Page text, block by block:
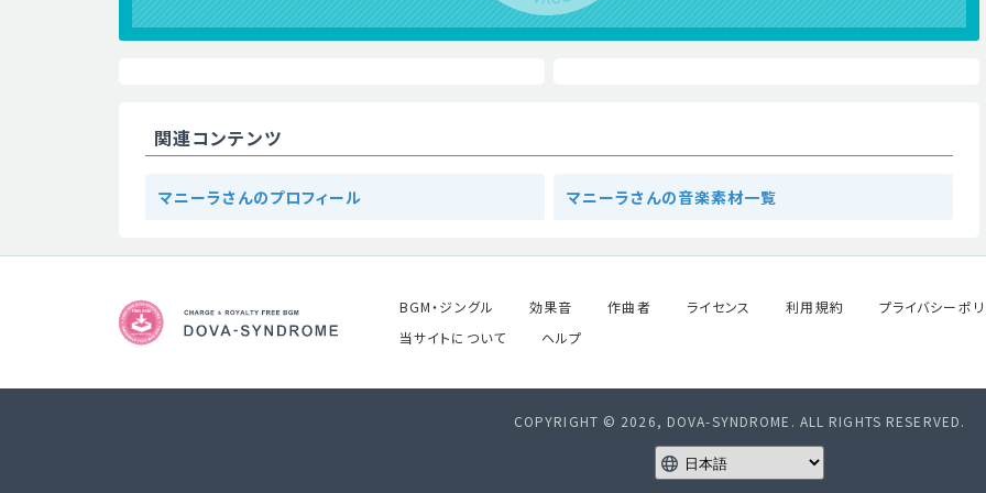
関連コンテンツ
マニーラさんのプロフィール マニーラさんの音楽素材一覧
BGM・ジングル 効果音 作曲者 ライセンス 利用規約 プライバシーポ
当サイトについて
ヘルプ
COPYRIGHT © 2026, DOVA-SYNDROME. ALL RIGHTS RESERVED.